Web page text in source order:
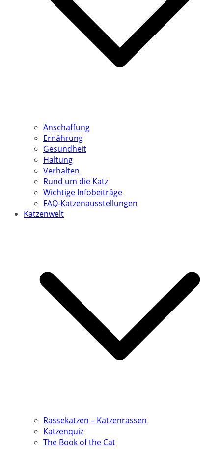
Anschaffung
Ernährung
Gesundheit
Haltung
Verhalten
Rund um die Katz
Wichtige Infobeiträge
FAQ-Katzenausstellungen
Katzenwelt
Rassekatzen – Katzenrassen
Katzenquiz
The Book of the Cat